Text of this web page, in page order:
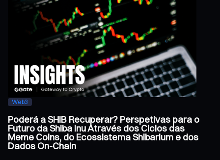
Web3
Poderá a SHIB Recuperar? Perspetivas para o
Futuro da Shiba Inu Através dos Ciclos das
Meme Coins, do Ecossistema Shibarium e dos
Dados On-Chain